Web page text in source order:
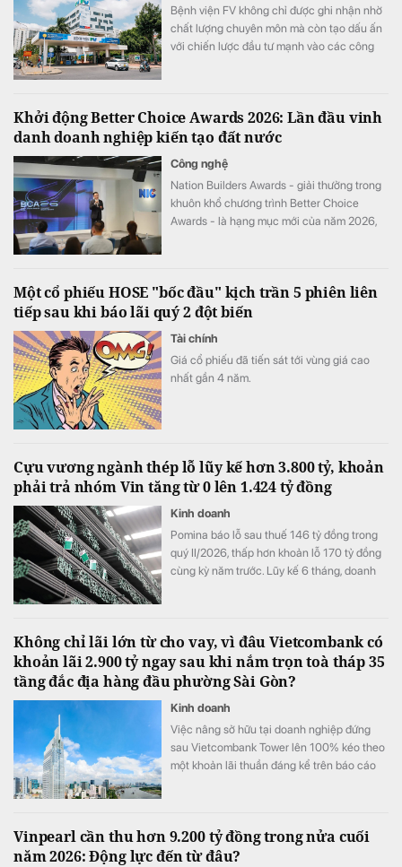
Bệnh viện FV không chỉ được ghi nhận nhờ
chất lượng chuyên môn mà còn tạo dấu ấn
với chiến lược đầu tư mạnh vào các công
Khởi động Better Choice Awards 2026: Lần đầu vinh
danh doanh nghiệp kiến tạo đất nước
Công nghệ
Nation Builders Awards - giải thưởng trong
khuôn khổ chương trình Better Choice
Awards - là hạng mục mới của năm 2026,
Một cổ phiếu HOSE "bốc đầu" kịch trần 5 phiên liên
tiếp sau khi báo lãi quý 2 đột biến
Tài chính
Giá cổ phiếu đã tiến sát tới vùng giá cao
nhất gần 4 năm.
Cựu vương ngành thép lỗ lũy kế hơn 3.800 tỷ, khoản
phải trả nhóm Vin tăng từ 0 lên 1.424 tỷ đồng
Kinh doanh
Pomina báo lỗ sau thuế 146 tỷ đồng trong
quý II/2026, thấp hơn khoản lỗ 170 tỷ đồng
cùng kỳ năm trước. Lũy kế 6 tháng, doanh
Không chỉ lãi lớn từ cho vay, vì đâu Vietcombank có
khoản lãi 2.900 tỷ ngay sau khi nắm trọn toà tháp 35
tầng đắc địa hàng đầu phường Sài Gòn?
Kinh doanh
Việc nâng sở hữu tại doanh nghiệp đứng
sau Vietcombank Tower lên 100% kéo theo
một khoản lãi thuần đáng kể trên báo cáo
Vinpearl cần thu hơn 9.200 tỷ đồng trong nửa cuối
năm 2026: Động lực đến từ đâu?